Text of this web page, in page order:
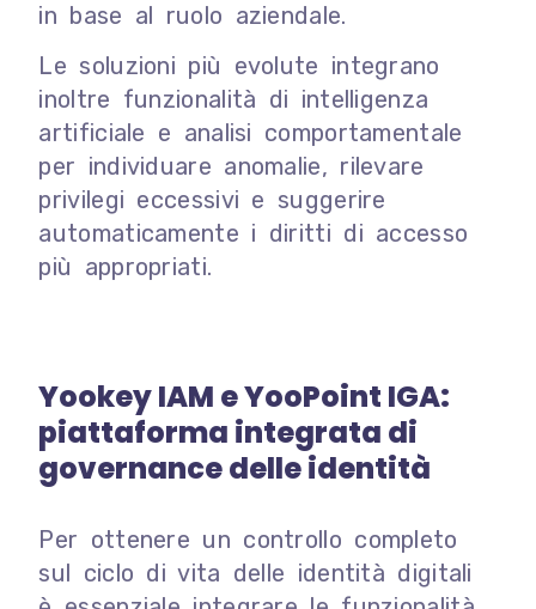
in base al ruolo aziendale.
Le soluzioni più evolute integrano
inoltre funzionalità di intelligenza
artificiale e analisi comportamentale
per individuare anomalie, rilevare
privilegi eccessivi e suggerire
automaticamente i diritti di accesso
più appropriati.
Yookey IAM e YooPoint IGA:
piattaforma integrata di
governance delle identità
Per ottenere un controllo completo
sul ciclo di vita delle identità digitali